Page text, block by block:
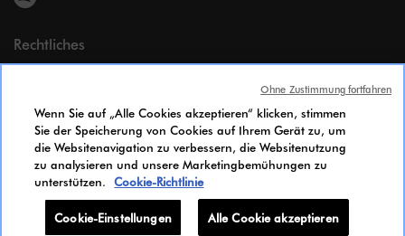
Rechtliches
Impressum
Cookie Policy
Zugänglichkeit
Gleichstellungsindex
Candidates Information Notice
Cookie-Einstellungen
Wenn Sie auf „Alle Cookies akzeptieren“ klicken, stimmen
Sie der Speicherung von Cookies auf Ihrem Gerät zu, um
die Websitenavigation zu verbessern, die Websitenutzung
zu analysieren und unsere Marketingbemühungen zu
unterstützen.
Cookie-Richtlinie
Cookie-Einstellungen Alle Cookie akzeptieren
Ohne Zustimmung fortfahren